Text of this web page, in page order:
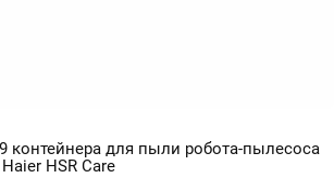
контейнера для пыли робота-пылесоса
HSR Care